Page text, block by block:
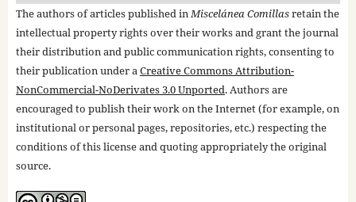
The authors of articles published inMiscelánea Comillasretain the
intellectual property rights over their works and grant the journal
their distribution and public communication rights, consenting to
their publication under aCreative Commons Attribution-
NonCommercial-NoDerivates 3.0 Unported. Authors are
encouraged to publish their work on the Internet (for example, on
institutional or personal pages, repositories, etc.) respecting the
conditions of this license and quoting appropriately the original
source.